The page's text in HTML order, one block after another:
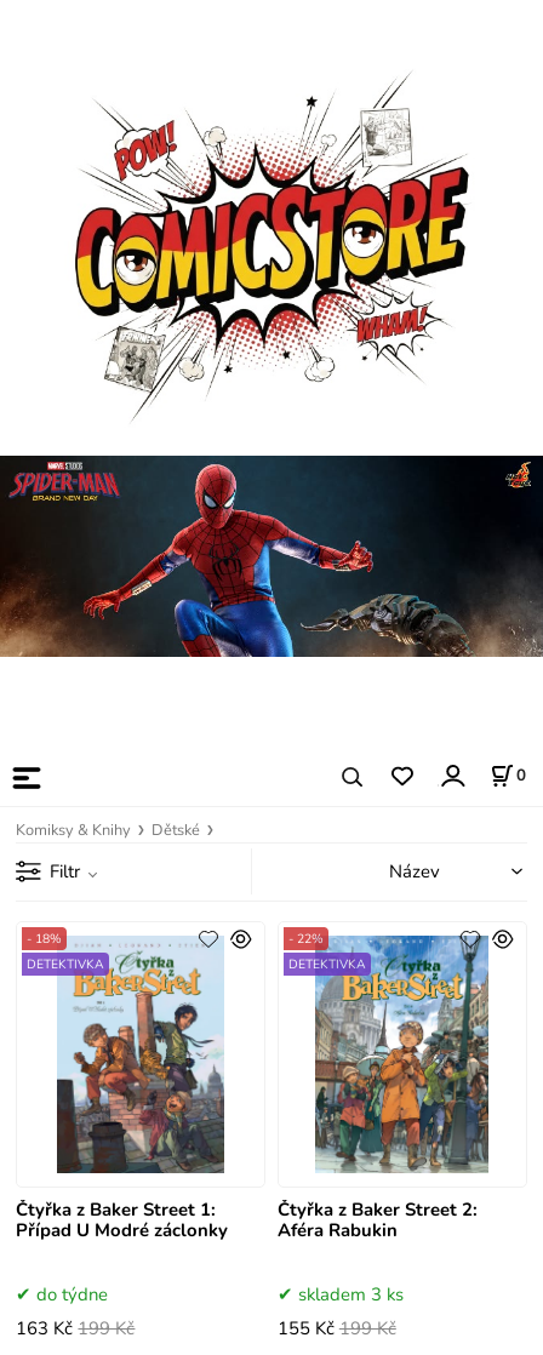
0
Komiksy & Knihy Dětské
Filtr
Čtyřka z Baker Street 1:
Případ U Modré záclonky
- 18%
DETEKTIVKA
do týdne
163 Kč 199 Kč
Čtyřka z Baker Street 2:
Aféra Rabukin
- 22%
DETEKTIVKA
skladem 3 ks
155 Kč 199 Kč